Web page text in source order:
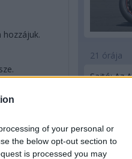
of your personal or
the below opt-out section to
is processed you may
hozzájuk.
MANS-I 24
21 órája
Sajtó: Az
utódja a